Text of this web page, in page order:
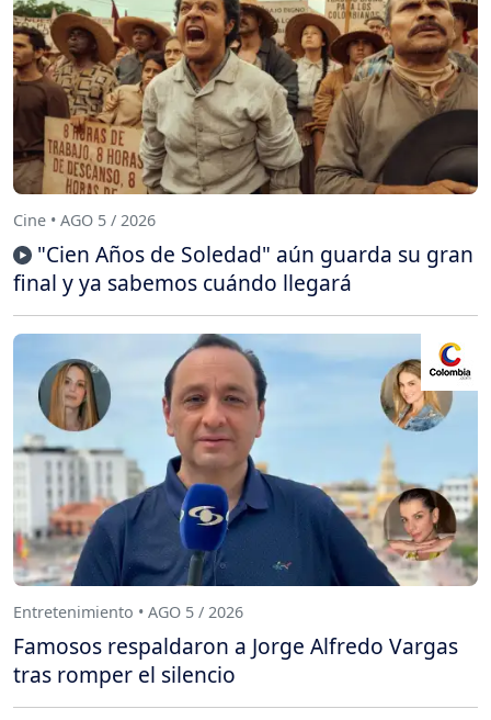
Cine • AGO 5 / 2026
"Cien Años de Soledad" aún guarda su gran
final y ya sabemos cuándo llegará
Entretenimiento • AGO 5 / 2026
Famosos respaldaron a Jorge Alfredo Vargas
tras romper el silencio